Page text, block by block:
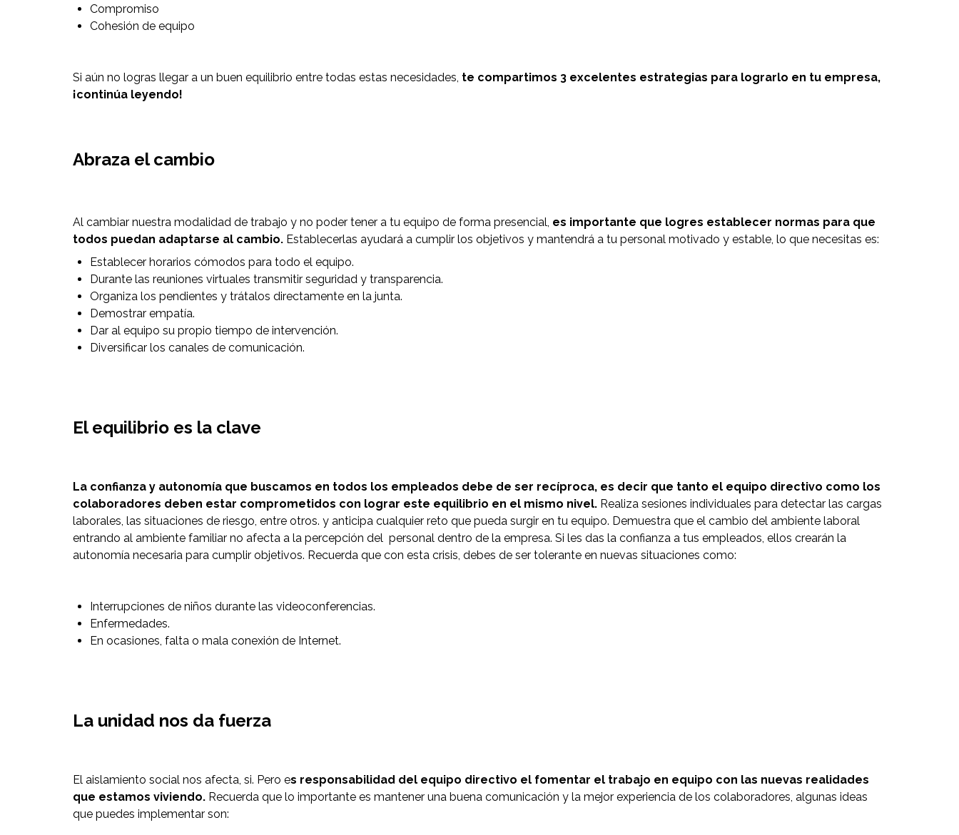
Compromiso
Cohesión de equipo
Si aún no logras llegar a un buen equilibrio entre todas estas necesidades, te compartimos 3 excelentes estrategias para lograrlo en tu empresa,
¡continúa leyendo!
Abraza el cambio
Al cambiar nuestra modalidad de trabajo y no poder tener a tu equipo de forma presencial, es importante que logres establecer normas para que
todos puedan adaptarse al cambio. Establecerlas ayudará a cumplir los objetivos y mantendrá a tu personal motivado y estable, lo que necesitas es:
Establecer horarios cómodos para todo el equipo.
Durante las reuniones virtuales transmitir seguridad y transparencia.
Organiza los pendientes y trátalos directamente en la junta.
Demostrar empatía.
Dar al equipo su propio tiempo de intervención.
Diversificar los canales de comunicación.
El equilibrio es la clave
La confianza y autonomía que buscamos en todos los empleados debe de ser recíproca, es decir que tanto el equipo directivo como los
colaboradores deben estar comprometidos con lograr este equilibrio en el mismo nivel. Realiza sesiones individuales para detectar las cargas
laborales, las situaciones de riesgo, entre otros. y anticipa cualquier reto que pueda surgir en tu equipo. Demuestra que el cambio del ambiente laboral
entrando al ambiente familiar no afecta a la percepción del personal dentro de la empresa. Si les das la confianza a tus empleados, ellos crearán la
autonomía necesaria para cumplir objetivos. Recuerda que con esta crisis, debes de ser tolerante en nuevas situaciones como:
Interrupciones de niños durante las videoconferencias.
Enfermedades.
En ocasiones, falta o mala conexión de Internet.
La unidad nos da fuerza
El aislamiento social nos afecta, si. Pero es responsabilidad del equipo directivo el fomentar el trabajo en equipo con las nuevas realidades
que estamos viviendo. Recuerda que lo importante es mantener una buena comunicación y la mejor experiencia de los colaboradores, algunas ideas
que puedes implementar son: